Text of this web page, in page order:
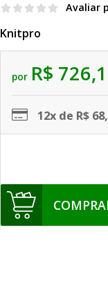
Avaliar
Knitpro
por R$
12x de R$